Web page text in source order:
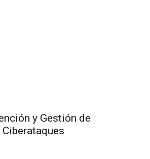
y Gestión de